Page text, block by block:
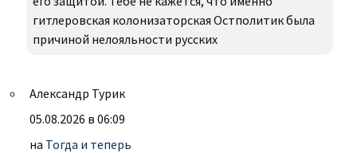
гитлеровская колонизаторская Остполитик была
причиной нелояльности русских
Александр Турик
05.08.2026 в 06:09
на Тогда и теперь